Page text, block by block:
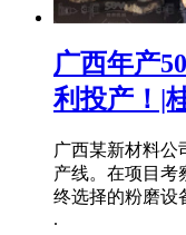
广西年产
利投产！|
广西某新材料公
产线。在项目考
终选择的粉磨设
.